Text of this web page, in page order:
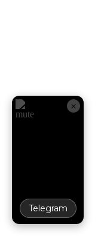
Telegram
×